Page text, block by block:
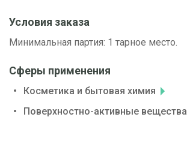
Условия заказа
Минимальная партия: 1 тарное место.
Сферы применения
Косметика и бытовая химия
Поверхностно-активные вещества